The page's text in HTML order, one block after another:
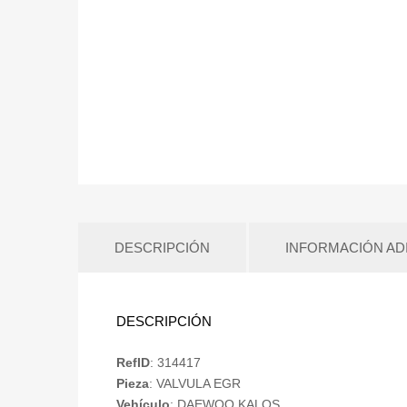
DESCRIPCIÓN INFORMACIÓN
DESCRIPCIÓN
RefID: 314417
Pieza: VALVULA EGR